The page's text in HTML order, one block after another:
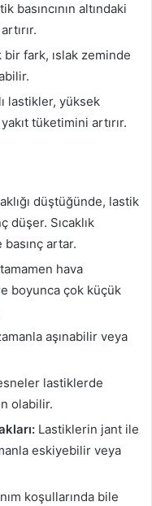
basıncının altındaki
bir fark, ıslak zeminde
lastikler, yüksek
tüketimini artırır.
düştüğünde, lastik
düşer. Sıcaklık
artar.
hava
boyunca çok küçük
aşınabilir veya
lastiklerde
olabilir.
Lastiklerin jant ile
eskiyebilir veya
koşullarında bile